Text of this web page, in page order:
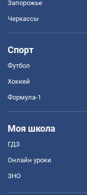
Запорожье
Черкассы
Спорт
Футбол
Хоккей
Формула-1
Моя школа
ГДЗ
Онлайн уроки
ЗНО